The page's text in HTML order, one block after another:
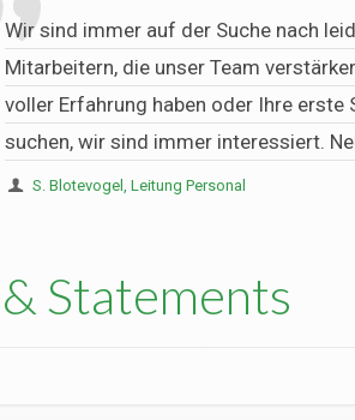
Wir sind immer auf der Suche nach
Mitarbeitern, die unser Team
voller Erfahrung haben oder Ihre erste
suchen, wir sind immer interessiert.
S. Blotevogel, Leitung Personal
Statements